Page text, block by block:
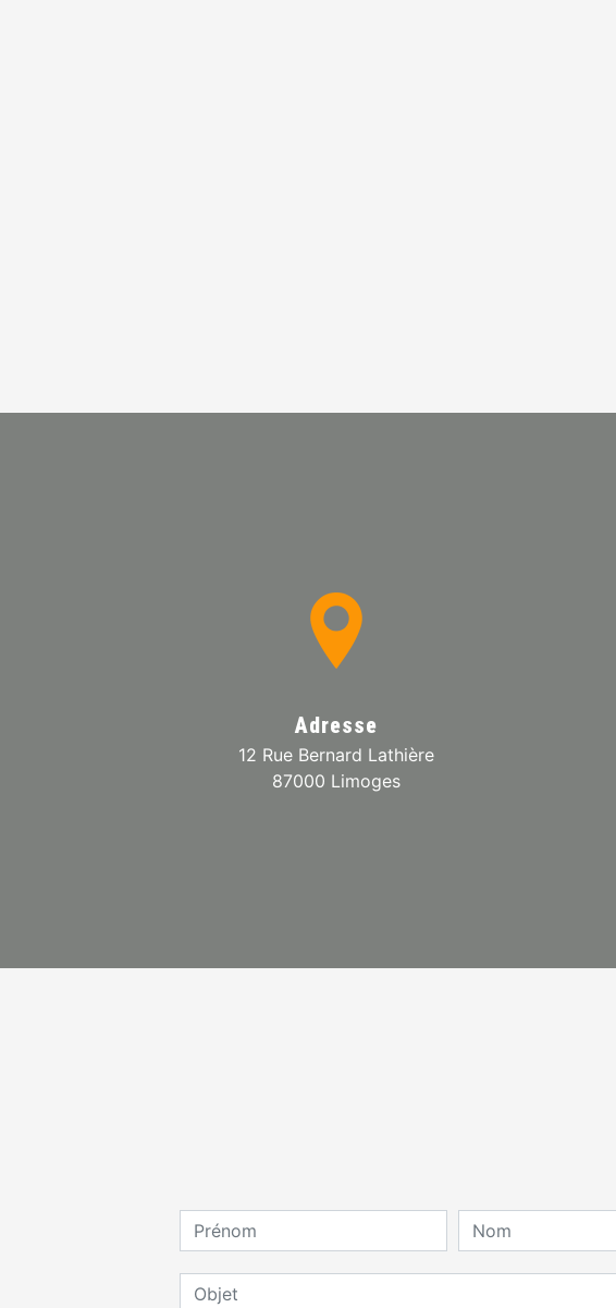
Adresse
12 Rue Bernard Lathière
87000 Limoges